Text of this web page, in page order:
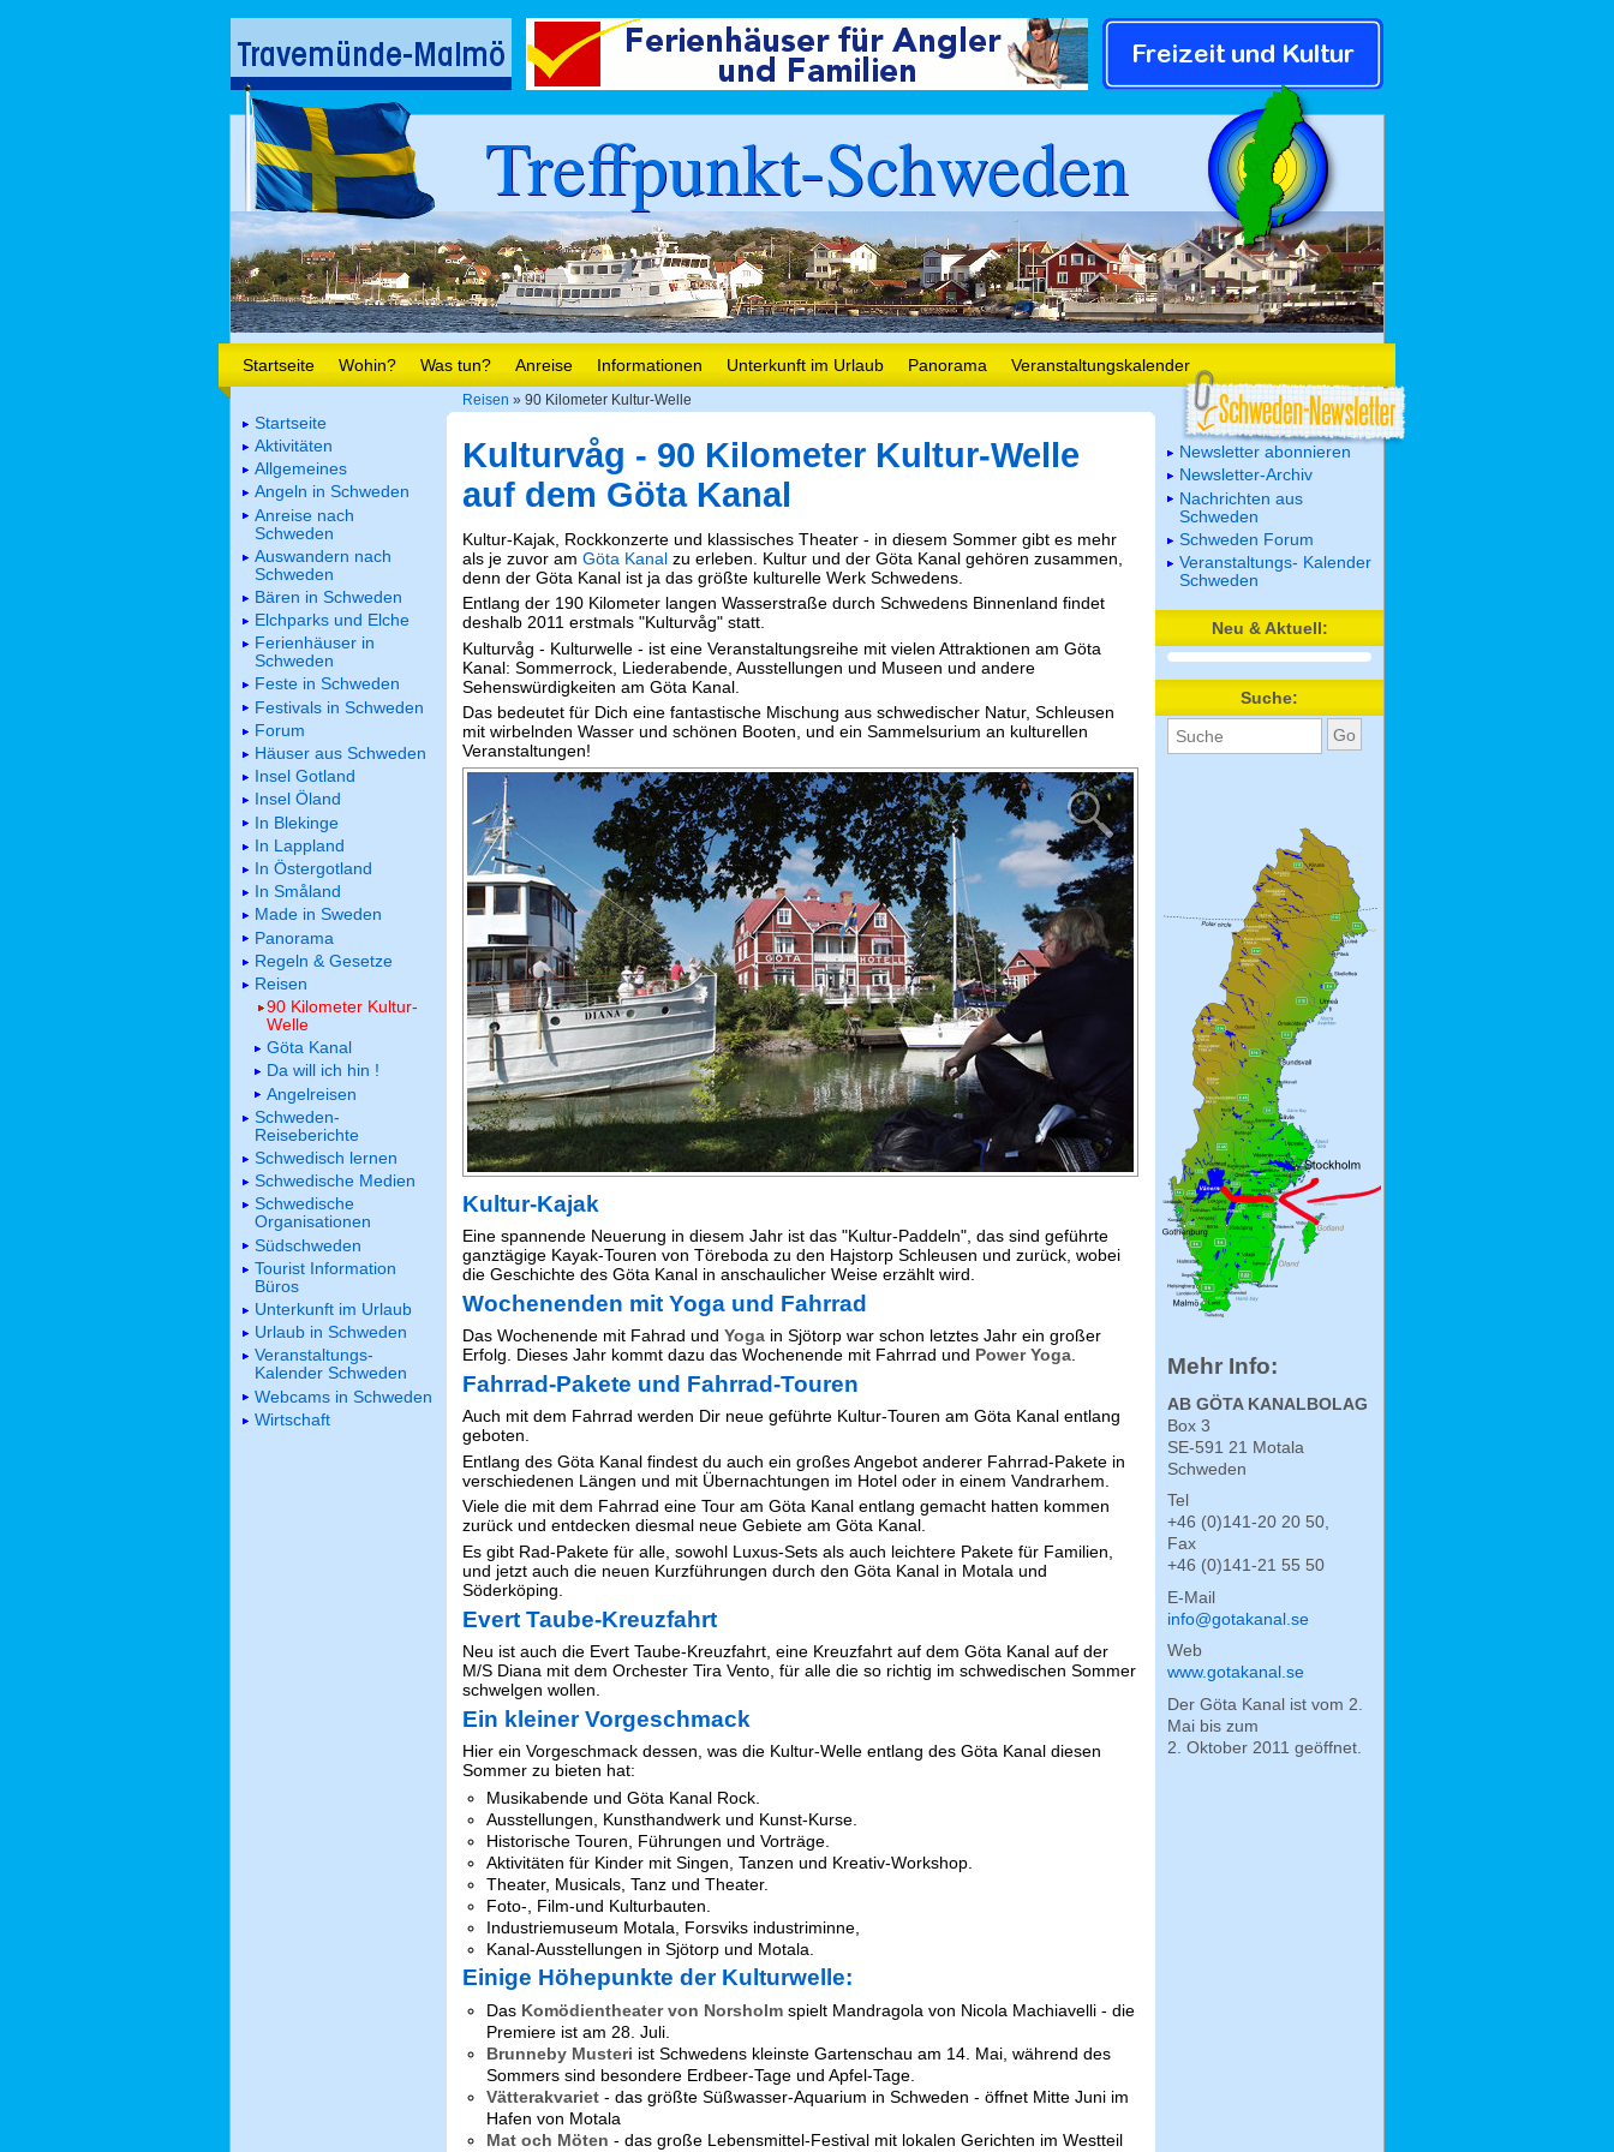
Treffpunkt-Schweden
Startseite Wohin? Was tun? Anreise Informationen Unterkunft im Urlaub Panorama Veranstaltungskalender
Reisen » 90 Kilometer Kultur-Welle
Kulturvåg - 90 Kilometer Kultur-Welle
auf dem Göta Kanal
Kultur-Kajak, Rockkonzerte und klassisches Theater - in diesem Sommer gibt es mehr
als je zuvor am Göta Kanal zu erleben. Kultur und der Göta Kanal gehören zusammen,
denn der Göta Kanal ist ja das größte kulturelle Werk Schwedens.
Entlang der 190 Kilometer langen Wasserstraße durch Schwedens Binnenland findet
deshalb 2011 erstmals "Kulturvåg" statt.
Kulturvåg - Kulturwelle - ist eine Veranstaltungsreihe mit vielen Attraktionen am Göta
Kanal: Sommerrock, Liederabende, Ausstellungen und Museen und andere
Sehenswürdigkeiten am Göta Kanal.
Das bedeutet für Dich eine fantastische Mischung aus schwedischer Natur, Schleusen
mit wirbelnden Wasser und schönen Booten, und ein Sammelsurium an kulturellen
Veranstaltungen!
Kultur-Kajak
Eine spannende Neuerung in diesem Jahr ist das "Kultur-Paddeln", das sind geführte
ganztägige Kayak-Touren von Töreboda zu den Hajstorp Schleusen und zurück, wobei
die Geschichte des Göta Kanal in anschaulicher Weise erzählt wird.
Wochenenden mit Yoga und Fahrrad
Das Wochenende mit Fahrad und Yoga in Sjötorp war schon letztes Jahr ein großer
Erfolg. Dieses Jahr kommt dazu das Wochenende mit Fahrrad und Power Yoga
Fahrrad-Pakete und Fahrrad-Touren
Auch mit dem Fahrrad werden Dir neue geführte Kultur-Touren am Göta Kanal entlang
geboten.
Entlang des Göta Kanal findest du auch ein großes Angebot anderer Fahrrad-Pakete in
verschiedenen Längen und mit Übernachtungen im Hotel oder in einem Vandrarhem.
Viele die mit dem Fahrrad eine Tour am Göta Kanal entlang gemacht hatten kommen
zurück und entdecken diesmal neue Gebiete am Göta Kanal.
Es gibt Rad-Pakete für alle, sowohl Luxus-Sets als auch leichtere Pakete für Familien,
und jetzt auch die neuen Kurzführungen durch den Göta Kanal in Motala und
Söderköping.
Evert Taube-Kreuzfahrt
Neu ist auch die Evert Taube-Kreuzfahrt, eine Kreuzfahrt auf dem Göta Kanal auf der
M/S Diana mit dem Orchester Tira Vento, für alle die so richtig im schwedischen Sommer
schwelgen wollen.
Ein kleiner Vorgeschmack
Hier ein Vorgeschmack dessen, was die Kultur-Welle entlang des Göta Kanal diesen
Sommer zu bieten hat:
Musikabende und Göta Kanal Rock.
Ausstellungen, Kunsthandwerk und Kunst-Kurse.
Historische Touren, Führungen und Vorträge.
Aktivitäten für Kinder mit Singen, Tanzen und Kreativ-Workshop.
Theater, Musicals, Tanz und Theater.
Foto-, Film-und Kulturbauten.
Industriemuseum Motala, Forsviks industriminne,
Kanal-Ausstellungen in Sjötorp und Motala.
Einige Höhepunkte der Kulturwelle:
Das Komödientheater von Norsholm spielt Mandragola von Nicola Machiavelli - die
Premiere ist am 28. Juli.
Brunneby Musteri ist Schwedens kleinste Gartenschau am 14. Mai, während des
Sommers sind besondere Erdbeer-Tage und Apfel-Tage.
Vätterakvariet - das größte Süßwasser-Aquarium in Schweden - öffnet Mitte Juni im
Hafen von Motala
Mat och Möten - das große Lebensmittel-Festival mit lokalen Gerichten im Westteil
Startseite
Aktivitäten
Allgemeines
Angeln in Schweden
Anreise nach
Schweden
Auswandern nach
Schweden
Bären in Schweden
Elchparks und Elche
Ferienhäuser in
Schweden
Feste in Schweden
Festivals in Schweden
Forum
Häuser aus Schweden
Insel Gotland
Insel Öland
In Blekinge
In Lappland
In Östergotland
In Småland
Made in Sweden
Panorama
Regeln & Gesetze
Reisen
90 Kilometer Kultur-
Welle
Göta Kanal
Da will ich hin !
Angelreisen
Schweden-
Reiseberichte
Schwedisch lernen
Schwedische Medien
Schwedische
Organisationen
Südschweden
Tourist Information
Büros
Unterkunft im Urlaub
Urlaub in Schweden
Veranstaltungs-
Kalender Schweden
Webcams in Schweden
Wirtschaft
Newsletter abonnieren
Newsletter-Archiv
Nachrichten aus
Schweden
Schweden Forum
Veranstaltungs- Kalender
Schweden
Neu & Aktuell:
Suche:
Mehr Info:
AB GÖTA KANALBOLAG
Box 3
SE-591 21 Motala
Schweden
Tel
+46 (0)141-20 20 50,
Fax
+46 (0)141-21 55 50
E-Mail
info@gotakanal.se
Web
www.gotakanal.se
Der Göta Kanal ist vom 2.
Mai bis zum
2. Oktober 2011 geöffnet.